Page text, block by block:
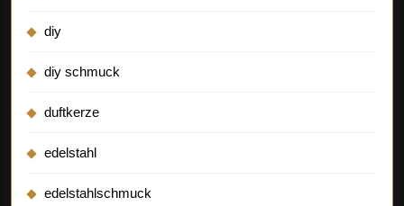
diy
diy schmuck
duftkerze
edelstahl
edelstahlschmuck